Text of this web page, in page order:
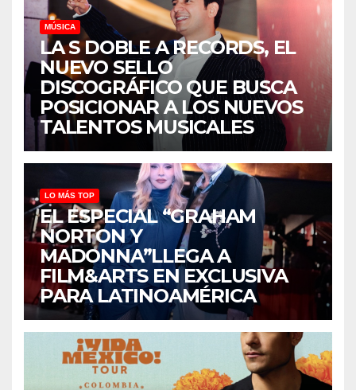
MÚSICA
LA S DOBLE A RECORDS, EL
NUEVO SELLO
DISCOGRÁFICO QUE BUSCA
POSICIONAR A LOS NUEVOS
TALENTOS MUSICALES
LO MÁS TOP
EL ESPECIAL “GRAHAM
NORTON Y
MADONNA”LLEGA A
FILM&ARTS EN EXCLUSIVA
PARA LATINOAMÉRICA